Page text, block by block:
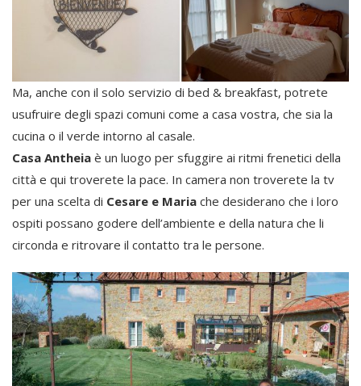
Ma, anche con il solo servizio di bed & breakfast, potrete
usufruire degli spazi comuni come a casa vostra, che sia la
cucina o il verde intorno al casale.
Casa Antheia è un luogo per sfuggire ai ritmi frenetici della
città e qui troverete la pace. In camera non troverete la tv
per una scelta di Cesare e Maria che desiderano che i loro
ospiti possano godere dell’ambiente e della natura che li
circonda e ritrovare il contatto tra le persone.